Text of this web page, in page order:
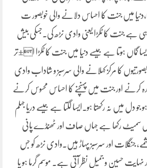
میں جنت کا احساس دلانے والی خوبصور ت
ہے جنت کا ٹکڑا یعنی وادی نڑھ کی۔جسکی بیش
ایسا گماں ہوتا ہے جیسے دنیا میں جنت کا ٹکڑا ا±تر
کا مرکز کہلانے والی سرسبز و شاداب وادی
کرنے اور جنت میں پہنچنے کا احساس محسوس کرنے
جو دل میں نہ رکھتا ہو۔ایسا لگتا ہے جیسے دریا جہلم
میں سمیٹ رکھا ہے جہاں صاف اور ٹھنڈے پانی
اور سرسبز پہاڑ ہیں۔وادی نڑھ کو جس
نہایت حسین و جمیل نظر آتی ہے۔ موسم گرما ہو یا